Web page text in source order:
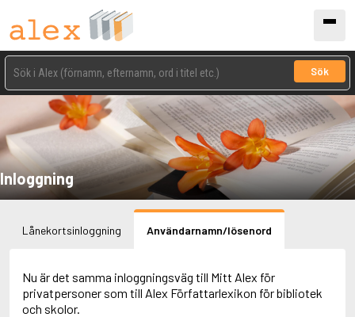
Sök
Inloggning
Lånekortsinloggning Användarnamn/lösenord
Nu är det samma inloggningsväg till Mitt Alex för
privatpersoner som till Alex Författarlexikon för bibliotek
och skolor.